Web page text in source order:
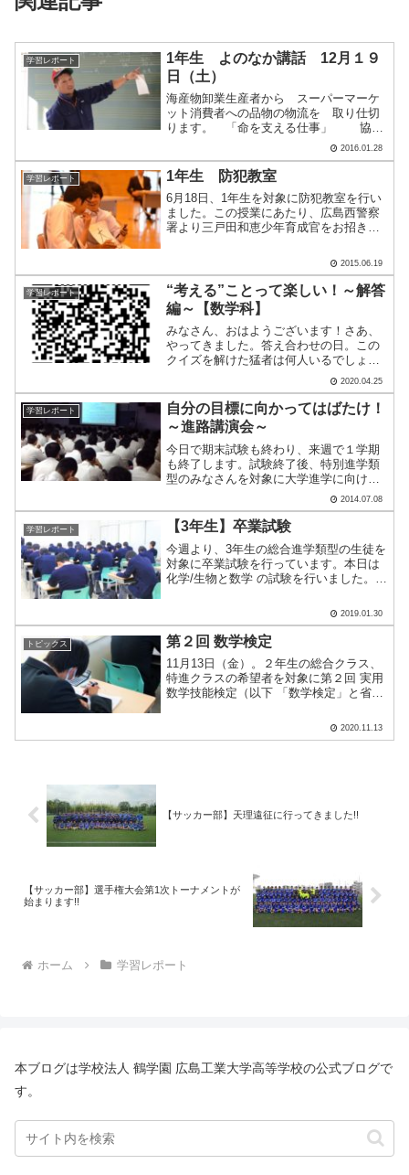
学習レポート
1年生 よのなか講話 12月１９
日（土）
海産物卸業生産者から スーパーマーケ
ット消費者への品物の物流を 取り仕切
ります。 「命を支える仕事」 協
力 株式会社 ヒロスイ 真剣なまな
ざしで、講師の話に聞き入りました。
１％の向上を毎日続けた人と １％の手
抜きを毎日続けた人の 1.....
2016.01.28
学習レポート 1年生 防犯教室
6月18日、1年生を対象に防犯教室を行い
ました。この授業にあたり、広島西警察
署より三戸田和恵少年育成官をお招き
すい犯罪について教えていただきまし
た。教員による寸劇です。高校生の少年
二人の行動の中に、おかし.....
2015.06.19
学習レポート
“考える”ことって楽しい！～解答
編～【数学科】
みなさん、おはようございます！さあ、
やってきました。答え合わせの日。この
クイズを解けた猛者は何人いるでしょう
か？？？設問はこちら考えることって楽
しい%ef%bc%81【数学科】/①答え．1分
30秒 500W→1500W，3分→1分 にな
って.....
2020.04.25
学習レポート
自分の目標に向かってはばたけ！
～進路講演会～
今日で期末試験も終わり、来週で１学期
も終了します。試験終了後、特別進学類
型のみなさんを対象に大学進学に向けて
の進路講演会が行われました。大学入試
や高校生活の過ごし方、勉強の目的や進
路決定に向けて大切なことなど、講師の
蔵下先生から、たくさんの.....
2014.07.08
学習レポート 【3年生】卒業試験
今週より、3年生の総合進学類型の生徒を
対象に卒業試験を行っています。本日は
化学/生物と数学 の試験を行いました。チ
ました。高校生活最後の試験、出来はど
うだったでしょうか？試験は明日が最終
日です。最後まで気.....
2019.01.30
トピックス 第２回 数学検定
11月13日（金）。２年生の総合クラス、
特進クラスの希望者を対象に第２回 実用
数学技能検定（以下 「数学検定」と省略
数学検定は計算技能を測る「１次：計算
技能検定」と数理応用技能を測る「２
2020.11.13
【サッカー部】天理遠征に行ってきました!!
【サッカー部】選手権大会第1次トーナメントが
始まります!!
ホーム 学習レポート
本ブログは学校法人 鶴学園 広島工業大学高等学校の公式ブログで
す。